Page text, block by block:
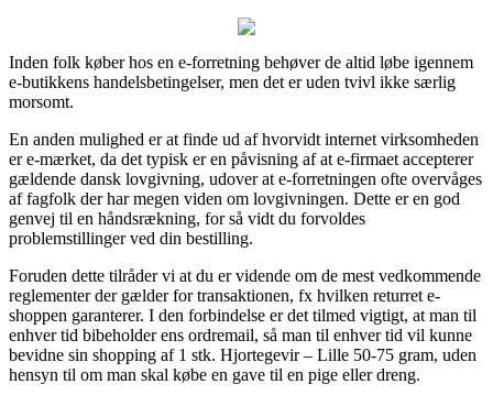
Inden folk køber hos en e-forretning behøver de altid løbe igennem
e-butikkens handelsbetingelser, men det er uden tvivl ikke særlig
morsomt.
En anden mulighed er at finde ud af hvorvidt internet virksomheden
er e-mærket, da det typisk er en påvisning af at e-firmaet accepterer
gældende dansk lovgivning, udover at e-forretningen ofte overvåges
af fagfolk der har megen viden om lovgivningen. Dette er en god
genvej til en håndsrækning, for så vidt du forvoldes
problemstillinger ved din bestilling.
Foruden dette tilråder vi at du er vidende om de mest vedkommende
reglementer der gælder for transaktionen, fx hvilken returret e-
shoppen garanterer. I den forbindelse er det tilmed vigtigt, at man til
enhver tid bibeholder ens ordremail, så man til enhver tid vil kunne
bevidne sin shopping af 1 stk. Hjortegevir – Lille 50-75 gram, uden
hensyn til om man skal købe en gave til en pige eller dreng.